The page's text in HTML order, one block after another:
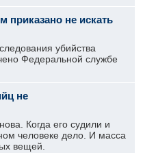
приказано не искать
убийства
Федеральной службе
не
Когда его судили и
человеке дело. И масса
вещей.